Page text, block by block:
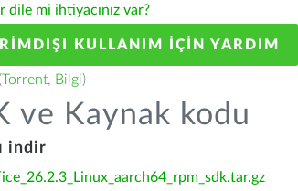
dile mi ihtiyacınız var?
KULLANIM IÇIN YARDIM
Torrent, Bilgi)
ve Kaynak kodu
indir